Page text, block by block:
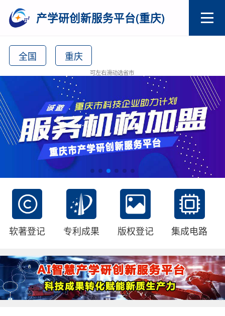
产学研创新服务平台(重庆)
全国 重庆
可左右滑动选省市
软著登记 专利成果 版权登记 集成电路